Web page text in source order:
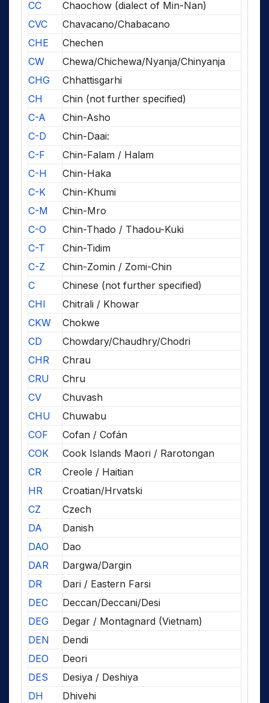
CC
Chaochow (dialect of Min-Nan)
CVC
Chavacano/Chabacano
CHE
Chechen
CW
Chewa/Chichewa/Nyanja/Chinyanja
CHG
Chhattisgarhi
CH
Chin (not further specified)
C-A
Chin-Asho
C-D
Chin-Daai:
C-F
Chin-Falam / Halam
C-H
Chin-Haka
C-K
Chin-Khumi
C-M
Chin-Mro
C-O
Chin-Thado / Thadou-Kuki
C-T
Chin-Tidim
C-Z
Chin-Zomin / Zomi-Chin
C
Chinese (not further specified)
CHI
Chitrali / Khowar
CKW
Chokwe
CD
Chowdary/Chaudhry/Chodri
CHR
Chrau
CRU
Chru
CV
Chuvash
CHU
Chuwabu
COF
Cofan / Cofán
COK
Cook Islands Maori / Rarotongan
CR
Creole / Haitian
HR
Croatian/Hrvatski
CZ
Czech
DA
Danish
DAO
Dao
DAR
Dargwa/Dargin
DR
Dari / Eastern Farsi
DEC
Deccan/Deccani/Desi
DEG
Degar / Montagnard (Vietnam)
DEN
Dendi
DEO
Deori
DES
Desiya / Deshiya
DH
Dhivehi